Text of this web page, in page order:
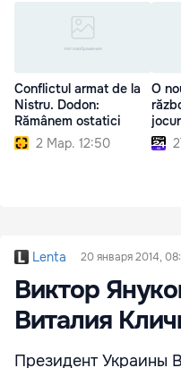
Conflictul armat de la
Nistru. Dodon:
Rămânem ostatici
2 Мар. 12:50
O
Lenta 20 января 2014,
Виктор
Виталия
Президент Украины